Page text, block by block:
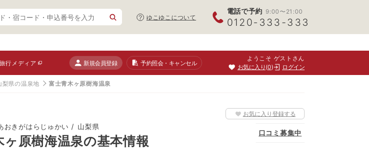
ゆこゆこについて
電話で予約 9:00〜21:00
0120-333-333
行メディア 新規会員登録 予約照会・キャンセル
ようこそ ゲストさん
お気に入り 0 ログイン
梨県の温泉地 富士青木ヶ原樹海温泉
おきがはらじゅかい 山梨県
ヶ原樹海温泉の基本情報
お気に入り登録する
口コミ募集中